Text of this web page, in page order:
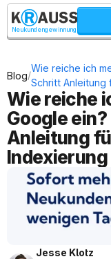
Neukundengewinnung
Blog/
Wie reiche ich
Schritt Anleitung
Wie reiche
Google
Anleitung
Indexierung
Jesse Klotz